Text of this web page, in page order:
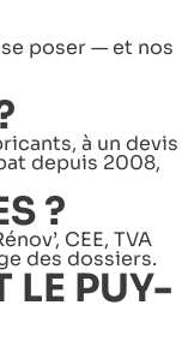
poser — et nos
à un devis
depuis 2008,
?
CEE, TVA
des dossiers.
LE PUY-